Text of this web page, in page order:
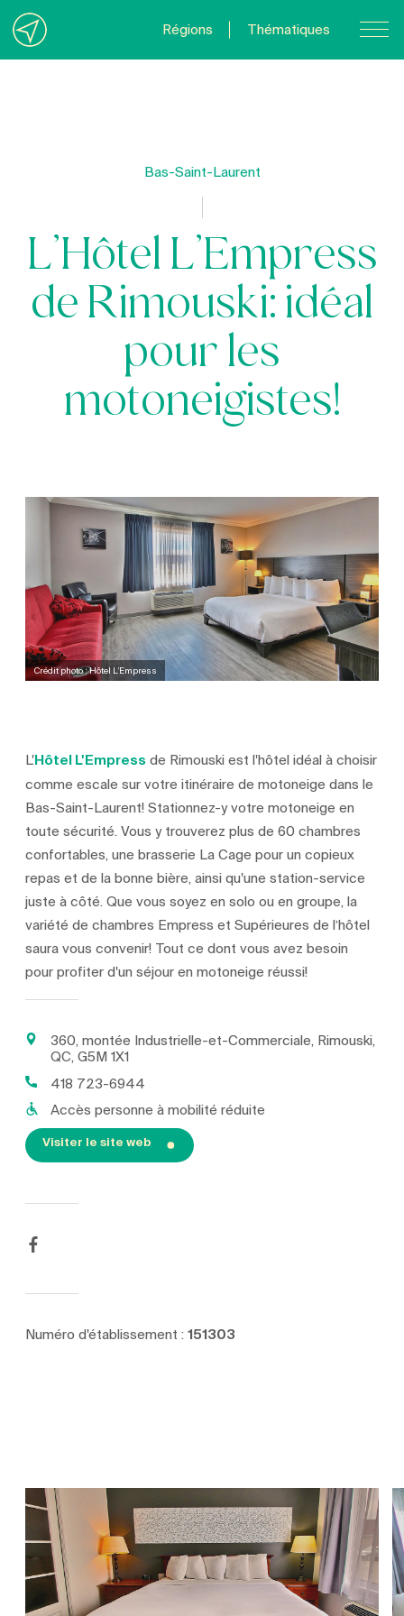
Régions Thématiques
Bas-Saint-Laurent
L’Hôtel L’Empress
de Rimouski: idéal
pour les
motoneigistes!
Crédit photo : Hôtel L’Empress
L'Hôtel L'Empress de Rimouski est l'hôtel idéal à choisir
comme escale sur votre itinéraire de motoneige dans le
Bas-Saint-Laurent! Stationnez-y votre motoneige en
toute sécurité. Vous y trouverez plus de 60 chambres
confortables, une brasserie La Cage pour un copieux
repas et de la bonne bière, ainsi qu'une station-service
juste à côté. Que vous soyez en solo ou en groupe, la
variété de chambres Empress et Supérieures de l’hôtel
saura vous convenir! Tout ce dont vous avez besoin
pour profiter d'un séjour en motoneige réussi!
360, montée Industrielle-et-Commerciale, Rimouski,
QC, G5M 1X1
418 723-6944
Accès personne à mobilité réduite
Visiter le site web
Numéro d'établissement :151303